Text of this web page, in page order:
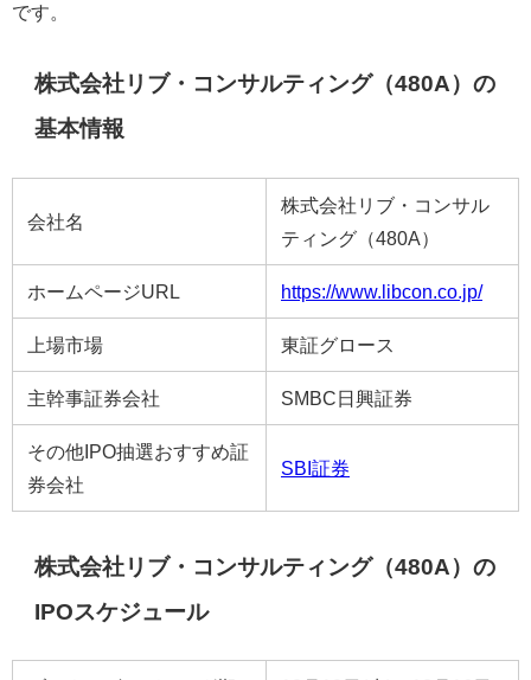
です。
株式会社リブ・コンサルティング（480A）の
基本情報
会社名
株式会社リブ・コンサル
ティング（480A）
ホームページURL https://www.libcon.co.jp/
上場市場 東証グロース
主幹事証券会社 SMBC日興証券
その他IPO抽選おすすめ証
券会社
SBI証券
株式会社リブ・コンサルティング（480A）の
IPOスケジュール